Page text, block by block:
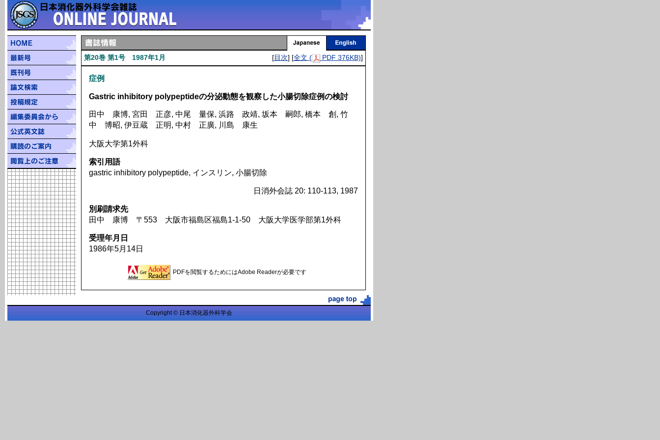
第20巻 第1号 1987年1月 [目次] [全文 ( PDF 376KB)]
症例
Gastric inhibitory polypeptideの分泌動態を観察した小腸切除症例の検討
田中 康博, 宮田 正彦, 中尾 量保, 浜路 政靖, 坂本 嗣郎, 橋本 創, 竹
中 博昭, 伊豆蔵 正明, 中村 正廣, 川島 康生
大阪大学第1外科
索引用語
gastric inhibitory polypeptide, インスリン, 小腸切除
日消外会誌 20: 110-113, 1987
別刷請求先
田中 康博 〒553 大阪市福島区福島1-1-50 大阪大学医学部第1外科
受理年月日
1986年5月14日
PDFを閲覧するためにはAdobe Readerが必要です
Copyright © 日本消化器外科学会